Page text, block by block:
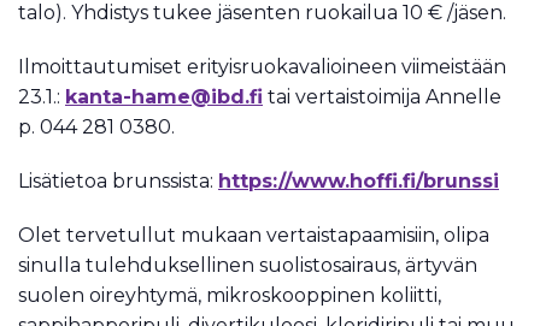
talo). Yhdistys tukee jäsenten ruokailua 10 € /jäsen.
Ilmoittautumiset erityisruokavalioineen viimeistään
23.1.: kanta-hame@ibd.fi tai vertaistoimija Annelle
p. 044 281 0380.
Lisätietoa brunssista: https://www.hoffi.fi/brunssi
Olet tervetullut mukaan vertaistapaamisiin, olipa
sinulla tulehduksellinen suolistosairaus, ärtyvän
suolen oireyhtymä, mikroskooppinen koliitti,